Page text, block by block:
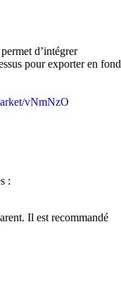
d’intégrer
pour exporter en fond
vNmNzO
:
Il est recommandé